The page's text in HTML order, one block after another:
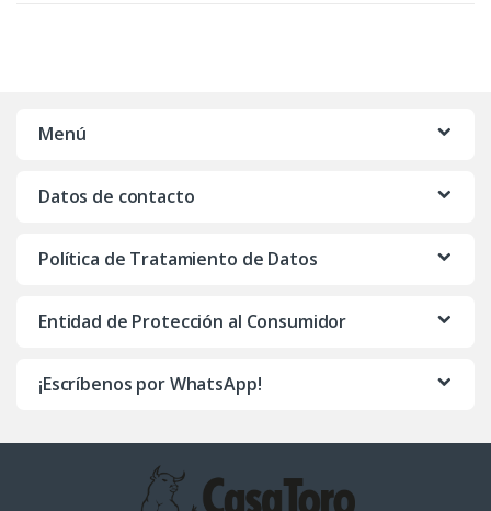
Menú
Datos de contacto
Política de Tratamiento de Datos
Entidad de Protección al Consumidor
¡Escríbenos por WhatsApp!